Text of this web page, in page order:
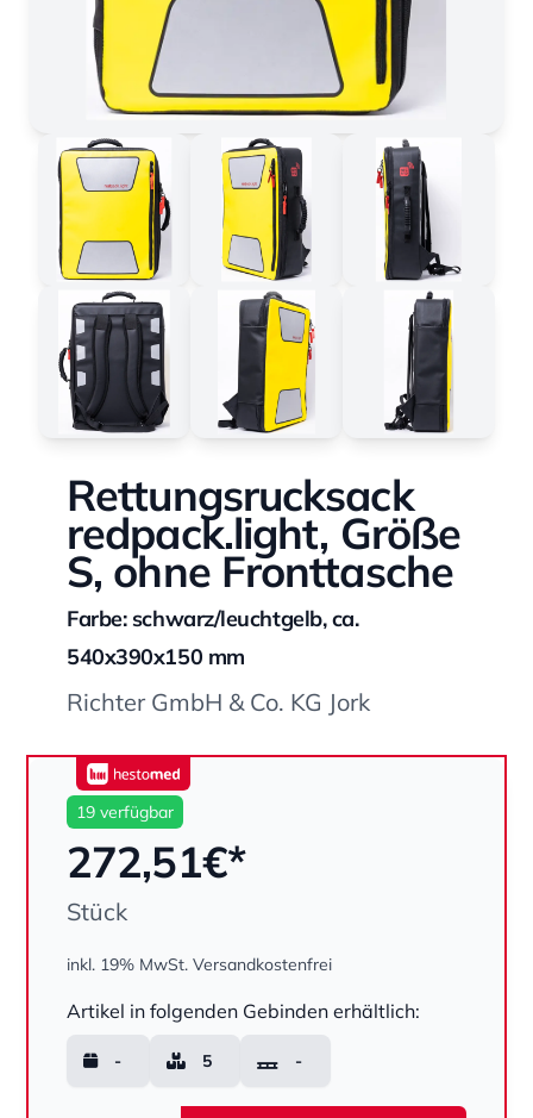
Rettungsrucksack
redpack.light, Größe
S, ohne Fronttasche
Farbe: schwarz/leuchtgelb, ca.
540x390x150 mm
Richter GmbH & Co. KG Jork
19 verfügbar
272,51€*
Stück
inkl. 19% MwSt. Versandkostenfrei
Artikel in folgenden Gebinden erhältlich:
- 5 -